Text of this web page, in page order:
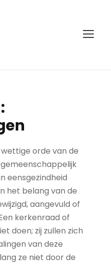
orde van de
eensgezindheid
het belang van de
aangevuld of
kerkenraad of
doen; zij zullen zich
van deze
ze niet door de